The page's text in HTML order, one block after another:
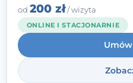
od 200 zł/ wizyta
ONLINE I STACJONARNIE